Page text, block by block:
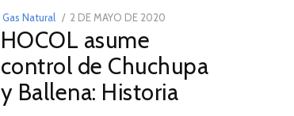
Gas Natural
POSTED
ON
2 DE MAYO DE 2020
DE
2026
HOCOL asume
control de Chuchupa
y Ballena: Historia